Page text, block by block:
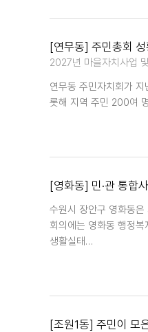
[연무동] 주민총회 성
2027년 마을자치사업
연무동 주민자치회가
롯해 지역 주민 200여
[영화동] 민·관 통합
수원시 장안구 영화동
회의에는 영화동 행정
생활실태…
[조원1동] 주민이 모